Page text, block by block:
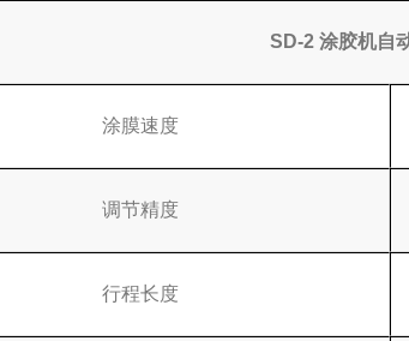
SD-2 涂胶机自
涂膜速度
调节精度
行程长度